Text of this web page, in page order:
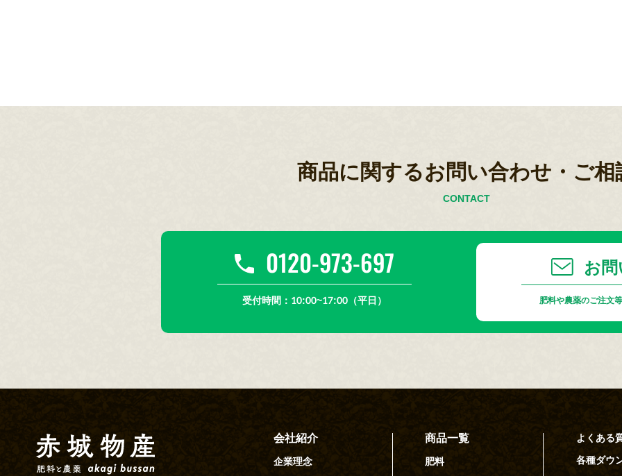
会社紹介
企業理念
商品一覧
肥料
よくある
各種ダウ
商品に関するお問い合わせ・ご相
CONTACT
0120-973-697
受付時間：10:00~17:00（平日）
お
肥料や農薬のご注文